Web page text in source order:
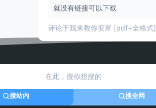
就没有链接可以下载
评论于我来教你变富 [pdf+全格式]
搜站内 搜全网